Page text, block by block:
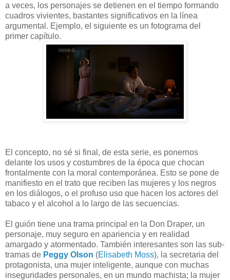
a veces, los personajes se detienen en el tiempo formando
cuadros vivientes, bastantes significativos en la línea
argumental. Ejemplo, el siguiente es un fotograma del
primer capítulo.
El concepto, no sé si final, de esta serie, es ponernos
delante los usos y costumbres de la época que chocan
frontalmente con la moral contemporánea. Esto se pone de
manifiesto en el trato que reciben las mujeres y los negros
en los diálogos, o el profuso uso que hacen los actores del
tabaco y el alcohol a lo largo de las secuencias.
El guión tiene una trama principal en la Don Draper, un
personaje, muy seguro en apariencia y en realidad
amargado y atormentado. También interesantes son las sub-
tramas de Peggy Olson (Elisabeth Moss), la secretaria del
protagonista, una mujer inteligente, aunque con muchas
inseguridades personales, en un mundo machista; la mujer